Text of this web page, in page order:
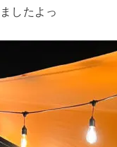
したよっ